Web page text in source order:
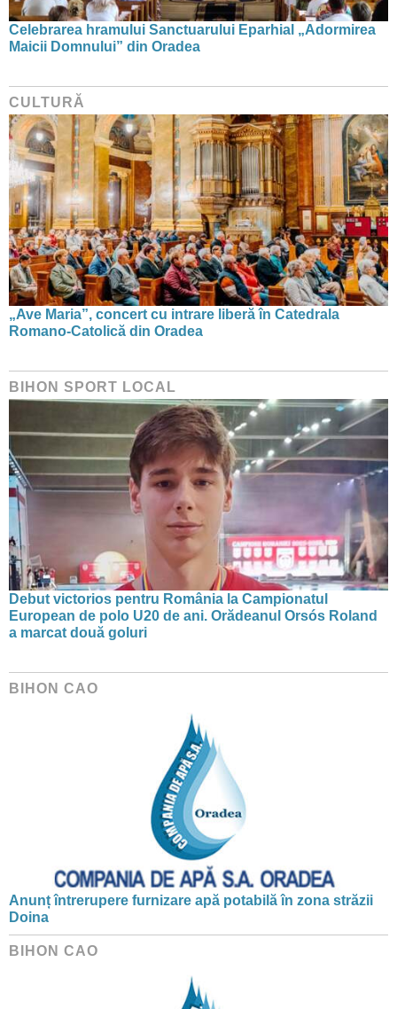
Celebrarea hramului Sanctuarului Eparhial „Adormirea
Maicii Domnului” din Oradea
CULTURĂ
„Ave Maria”, concert cu intrare liberă în Catedrala
Romano-Catolică din Oradea
BIHON SPORT LOCAL
Debut victorios pentru România la Campionatul
European de polo U20 de ani. Orădeanul Orsós Roland
a marcat două goluri
BIHON CAO
Anunț întrerupere furnizare apă potabilă în zona străzii
Doina
BIHON CAO